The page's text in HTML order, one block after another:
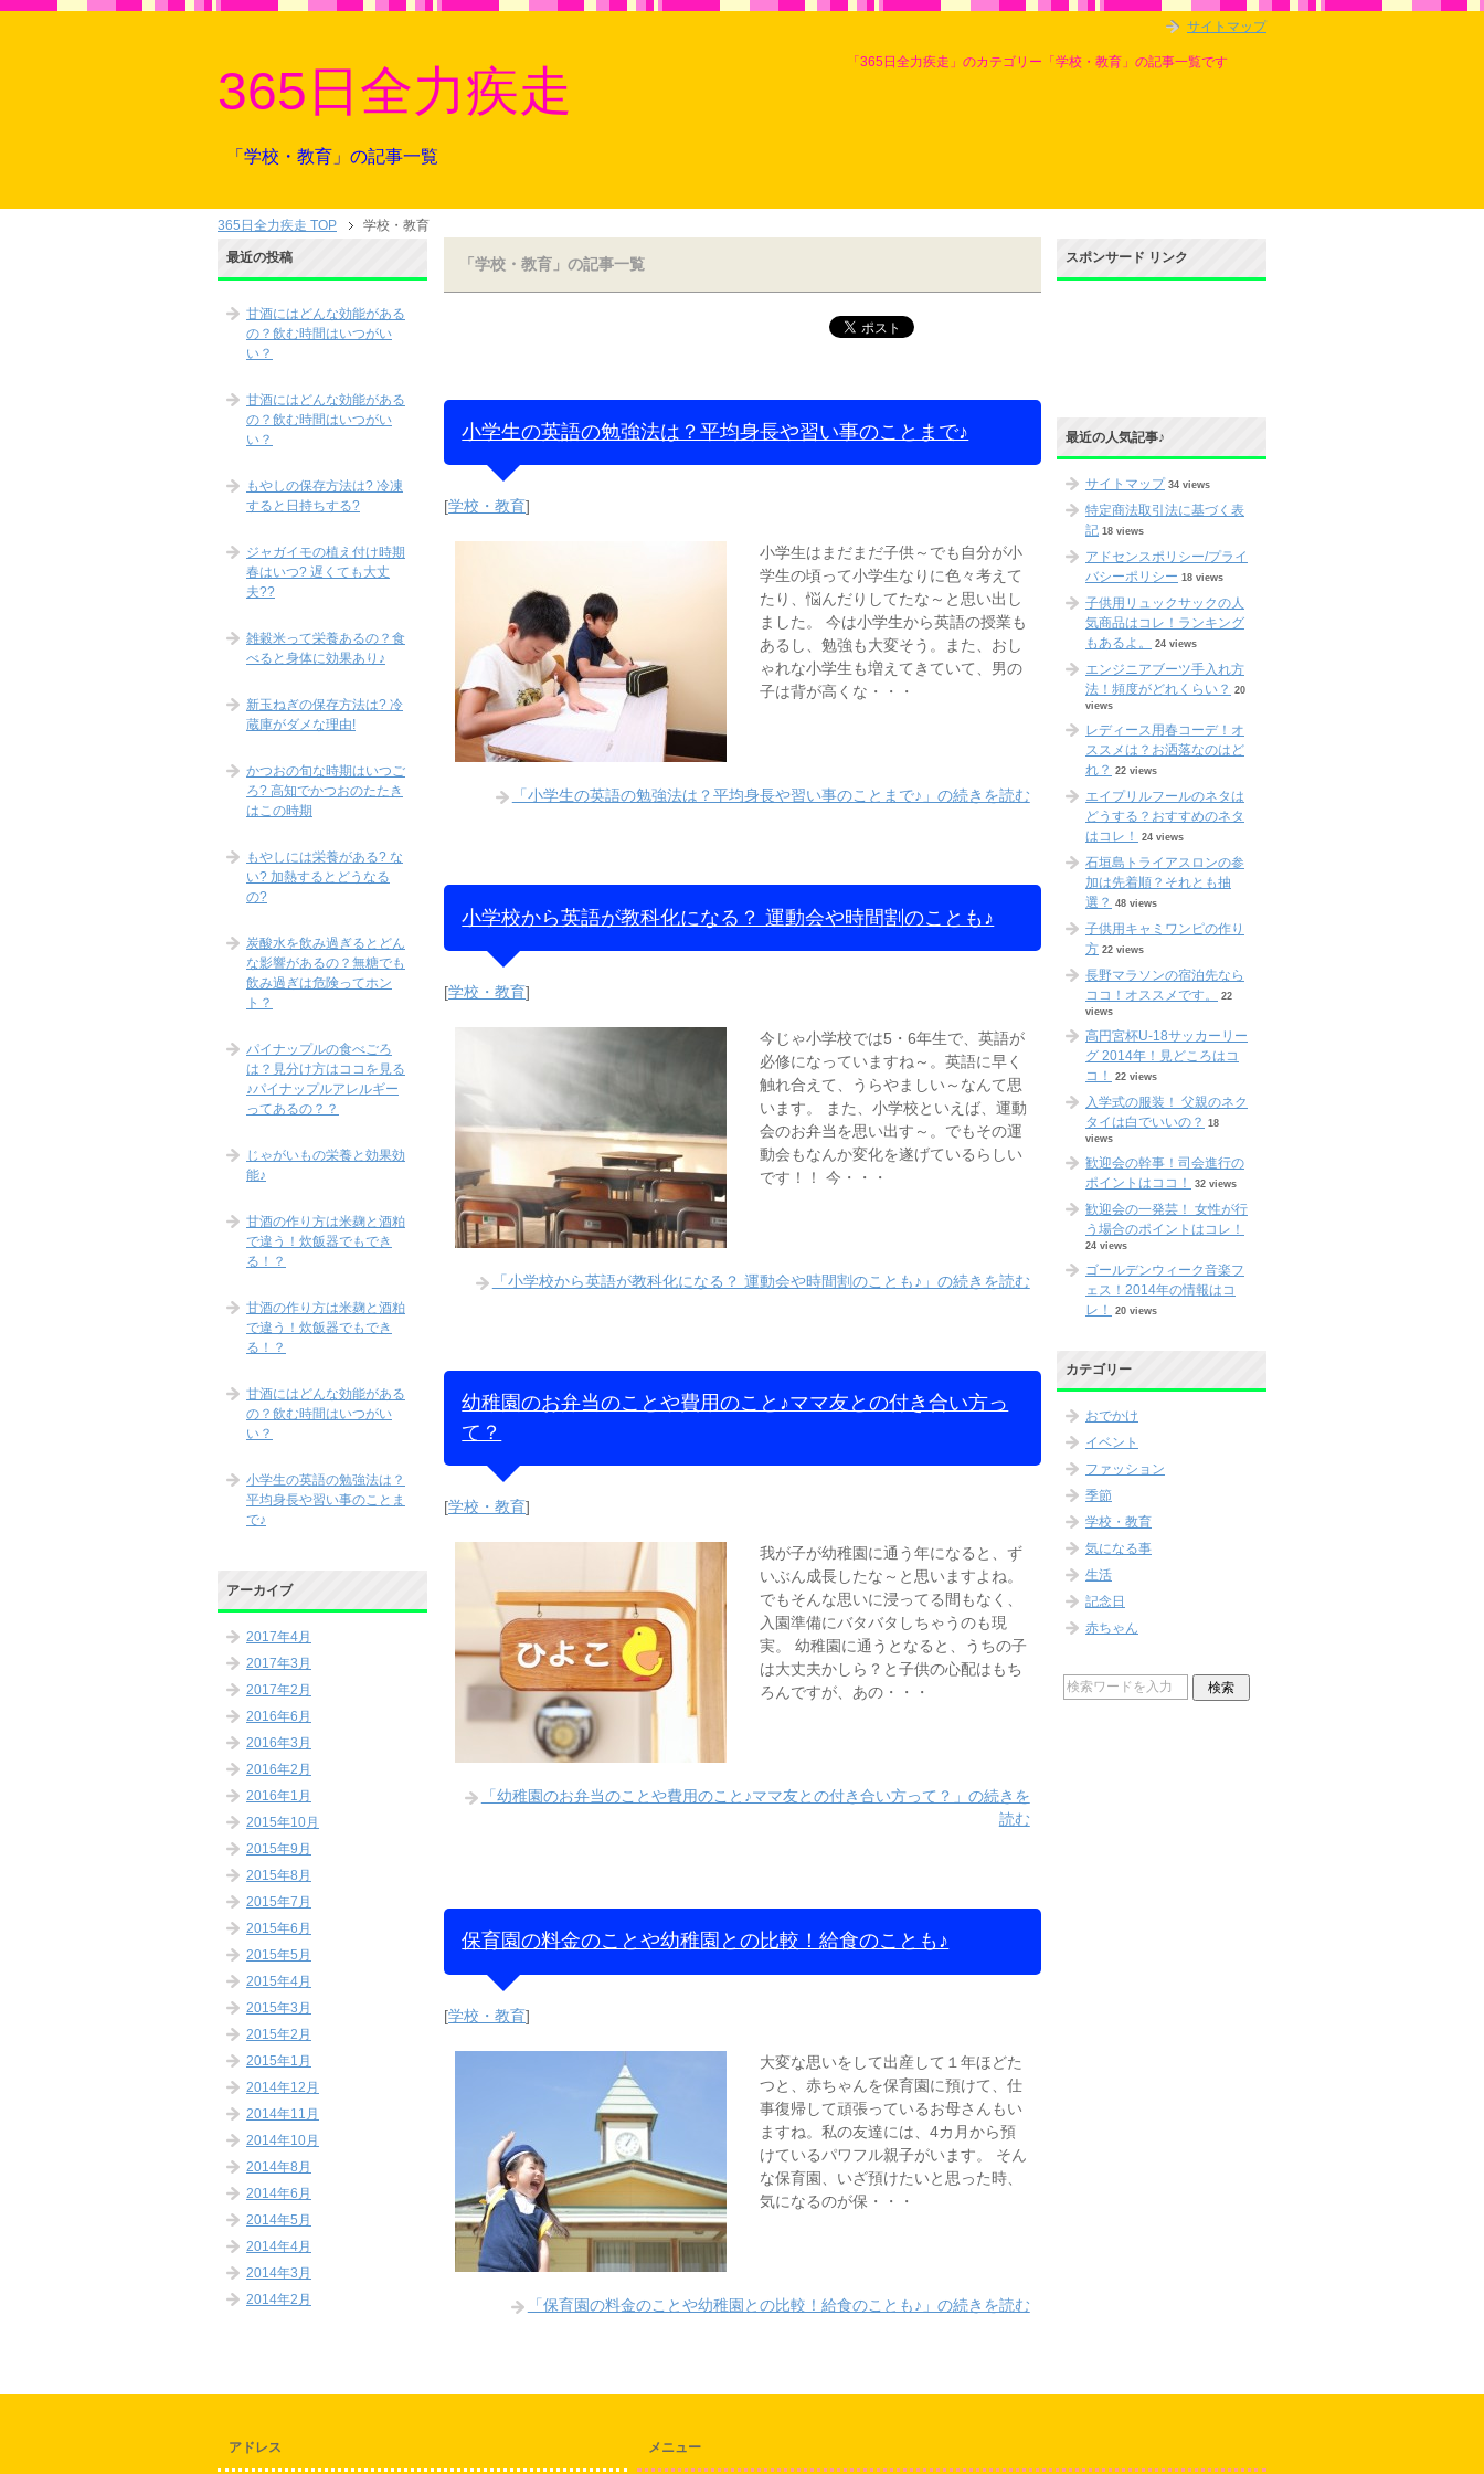
365日全力疾走
「学校・教育」の記事一覧
「365日全力疾走」のカテゴリー「学校・教育」の記事一覧です
365日全力疾走 TOP 学校・教育
「学校・教育」の記事一覧
小学生の英語の勉強法は？平均身長や習い事のことまで♪
[学校・教育]
小学生はまだまだ子供～でも自分が小
学生の頃って小学生なりに色々考えて
たり、悩んだりしてたな～と思い出し
ました。 今は小学生から英語の授業も
あるし、勉強も大変そう。また、おし
ゃれな小学生も増えてきていて、男の
子は背が高くな・・・
「小学生の英語の勉強法は？平均身長や習い事のことまで♪」の続きを読む
小学校から英語が教科化になる？ 運動会や時間割のことも♪
[学校・教育]
今じゃ小学校では5・6年生で、英語が
必修になっていますね～。英語に早く
触れ合えて、うらやましい～なんて思
います。 また、小学校といえば、運動
会のお弁当を思い出す～。でもその運
動会もなんか変化を遂げているらしい
です！！ 今・・・
「小学校から英語が教科化になる？ 運動会や時間割のことも♪」の続きを読む
幼稚園のお弁当のことや費用のこと♪ママ友との付き合い方っ
て？
[学校・教育]
我が子が幼稚園に通う年になると、ず
いぶん成長したな～と思いますよね。
でもそんな思いに浸ってる間もなく、
入園準備にバタバタしちゃうのも現
実。 幼稚園に通うとなると、うちの子
は大丈夫かしら？と子供の心配はもち
ろんですが、あの・・・
「幼稚園のお弁当のことや費用のこと♪ママ友との付き合い方って？」の続きを
読む
保育園の料金のことや幼稚園との比較！給食のことも♪
[学校・教育]
大変な思いをして出産して１年ほどた
つと、赤ちゃんを保育園に預けて、仕
事復帰して頑張っているお母さんもい
ますね。私の友達には、4カ月から預
けているパワフル親子がいます。 そん
な保育園、いざ預けたいと思った時、
気になるのが保・・・
「保育園の料金のことや幼稚園との比較！給食のことも♪」の続きを読む
最近の投稿
甘酒にはどんな効能がある
の？飲む時間はいつがい
い？
甘酒にはどんな効能がある
の？飲む時間はいつがい
い？
もやしの保存方法は? 冷凍
すると日持ちする?
ジャガイモの植え付け時期
春はいつ? 遅くても大丈
夫??
雑穀米って栄養あるの？食
べると身体に効果あり♪
新玉ねぎの保存方法は? 冷
蔵庫がダメな理由!
かつおの旬な時期はいつご
ろ? 高知でかつおのたたき
はこの時期
もやしには栄養がある? な
い? 加熱するとどうなる
の?
炭酸水を飲み過ぎるとどん
な影響があるの？無糖でも
飲み過ぎは危険ってホン
ト？
パイナップルの食べごろ
は？見分け方はココを見る
♪パイナップルアレルギー
ってあるの？？
じゃがいもの栄養と効果効
能♪
甘酒の作り方は米麹と酒粕
で違う！炊飯器でもでき
る！？
甘酒の作り方は米麹と酒粕
で違う！炊飯器でもでき
る！？
甘酒にはどんな効能がある
の？飲む時間はいつがい
い？
小学生の英語の勉強法は？
平均身長や習い事のことま
で♪
アーカイブ
2017年4月
2017年3月
2017年2月
2016年6月
2016年3月
2016年2月
2016年1月
2015年10月
2015年9月
2015年8月
2015年7月
2015年6月
2015年5月
2015年4月
2015年3月
2015年2月
2015年1月
2014年12月
2014年11月
2014年10月
2014年8月
2014年6月
2014年5月
2014年4月
2014年3月
2014年2月
スポンサード リンク
最近の人気記事♪
サイトマップ 34 views
特定商法取引法に基づく表
記 18 views
アドセンスポリシー/プライ
バシーポリシー 18 views
子供用リュックサックの人
気商品はコレ！ランキング
もあるよ。
24 views
エンジニアブーツ手入れ方
法！頻度がどれくらい？ 20
views
レディース用春コーデ！オ
ススメは？お洒落なのはど
れ？ 22 views
エイプリルフールのネタは
どうする？おすすめのネタ
はコレ！
24 views
石垣島トライアスロンの参
加は先着順？それとも抽
選？ 48 views
子供用キャミワンピの作り
方 22 views
長野マラソンの宿泊先なら
ココ！オススメです。
22
views
高円宮杯U-18サッカーリー
グ 2014年！見どころはコ
コ！
22 views
入学式の服装！ 父親のネク
タイは白でいいの？ 18
views
歓迎会の幹事！司会進行の
ポイントはココ！
32 views
歓迎会の一発芸！ 女性が行
う場合のポイントはコレ！
24 views
ゴールデンウィーク音楽フ
ェス！2014年の情報はコ
レ！
20 views
カテゴリー
おでかけ
イベント
ファッション
季節
学校・教育
気になる事
生活
記念日
赤ちゃん
アドレス メニュー
サイトマップ